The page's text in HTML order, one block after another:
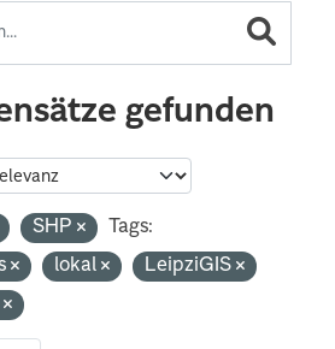
gefunden
SHP
Tags:
lokal
LeipziGIS